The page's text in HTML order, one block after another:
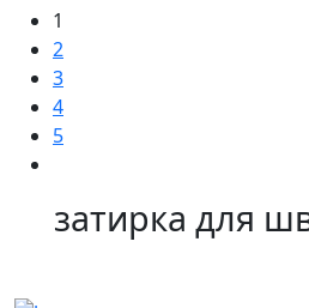
1
2
3
4
5
затирка для